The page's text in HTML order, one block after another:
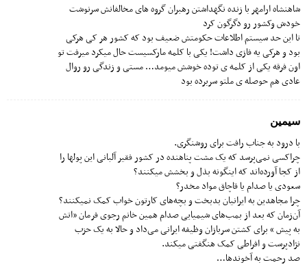
شاهنشاه ارامهر با زنده نگهداشتن رهبران گروه های مخالفانش سرنوشت
خودش وکشور رو دگرگون کرد
تا این حد سیستم اطلاعات حکومتش ضعیف بود که کشور هر کی هرکی
بود و هرکی یه فازی داشت! یکی با کلمه مارکسیست حال میکرد میرفت تو
اون فرقه یکی از کلمه ی توده خوشش میومد… مستی و زندگی رو روال
عادی هم حوصله ی ملتو سربرده بود
سیمین
با درود به جناب رافت برای روشنگری.
چراکسی نمی‌پرسد که یک مشت پناهنده در کشور فقیر آلبانی این پولها را
از کجا آورده‌اند که اینگونه بذل و بخشش میکنند؟
سعودی یا صدام یا قاچاق مواد مخدر؟
چرا مجاهدین به ایرانیان بدبخت و بچه‌های کارتون خواب کمک نمیکنند؟
آن‌زمان که بعد از بمب‌های شیمیایی صدام همین خانم رجوی فرمان «اتش
به پیش » برای کشتن سربازان وظیفه ایرانی می‌داد و حالا به یک حزب
نژادپرست و افراطی کمک هنگفتی میکند.
صد رحمت به آخوندها…